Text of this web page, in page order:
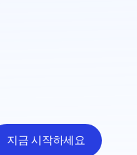
지금 시작하세요